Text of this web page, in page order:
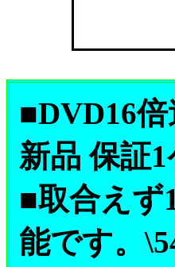
■DVD16
新品 保証1
■取合えず
能です。